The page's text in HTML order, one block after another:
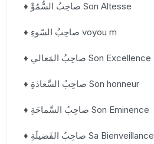
♦ صاحِبُ السُّمُوِّ Son Altesse
♦ صاحِبُ السّوءِ voyou m
♦ صاحِبُ المَعالي Son Excellence
♦ صاحِبُ السَّعادَةِ Son honneur
♦ صاحِبُ السَّماحَةِ Son Eminence
♦ صاحِبُ الفَضيلَةِ Sa Bienveillance